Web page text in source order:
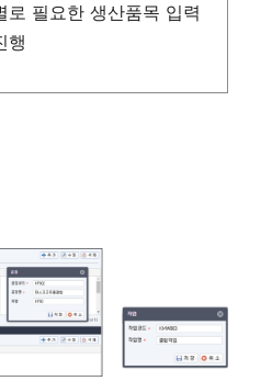
로 필요한 생산품목 입력
행